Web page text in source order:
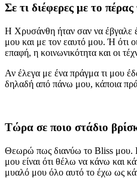
Σε τι διέφερες με το
Η Χρυσάνθη ήταν σαν να έβγαλε
μου και με τον εαυτό μου. Ή ότι
επαφή, η κοινωνικότητα και οι
Αν έλεγα με ένα πράγμα τι μου
δηλαδή από πάνω μου, κάποια
Τώρα σε ποιο στάδιο
Θεωρώ πως διανύω το Bliss μου.
μου είναι ότι θέλω να κάνω και
μυαλό μου όλο αυτό το έχω ως